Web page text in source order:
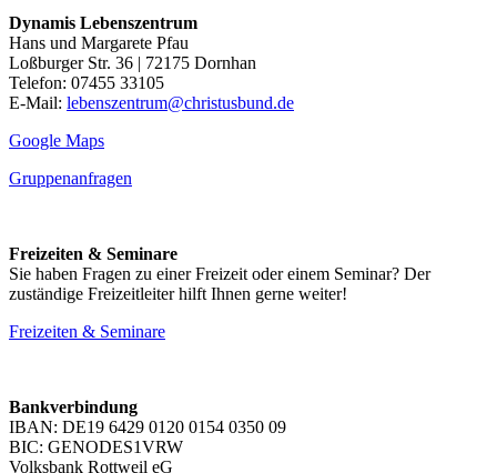
Dynamis Lebenszentrum
Hans und Margarete Pfau
Loßburger Str. 36 | 72175 Dornhan
Telefon: 07455 33105
E-Mail: lebenszentrum@christusbund.de
Google Maps
Gruppenanfragen
Freizeiten & Seminare
Sie haben Fragen zu einer Freizeit oder einem Seminar? Der
zuständige Freizeitleiter hilft Ihnen gerne weiter!
Freizeiten & Seminare
Bankverbindung
IBAN: DE19 6429 0120 0154 0350 09
BIC: GENODES1VRW
Volksbank Rottweil eG